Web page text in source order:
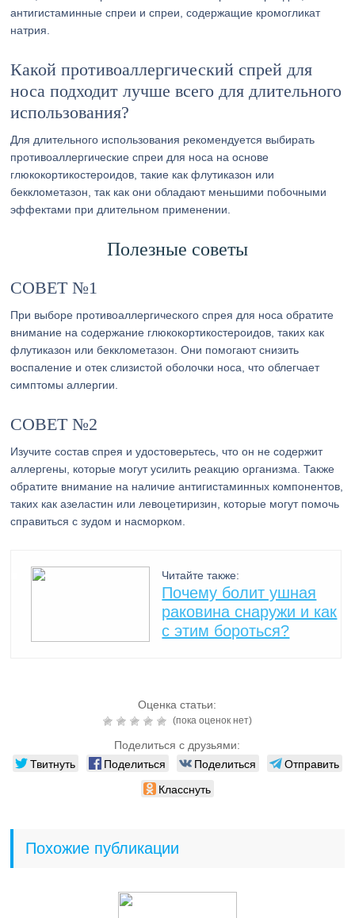
антигистаминные спреи и спреи, содержащие кромогликат
натрия.
Какой противоаллергический спрей для
носа подходит лучше всего для длительного
использования?
Для длительного использования рекомендуется выбирать
противоаллергические спреи для носа на основе
глюкокортикостероидов, такие как флутиказон или
бекклометазон, так как они обладают меньшими побочными
эффектами при длительном применении.
Полезные советы
СОВЕТ №1
При выборе противоаллергического спрея для носа обратите
внимание на содержание глюкокортикостероидов, таких как
флутиказон или бекклометазон. Они помогают снизить
воспаление и отек слизистой оболочки носа, что облегчает
симптомы аллергии.
СОВЕТ №2
Изучите состав спрея и удостоверьтесь, что он не содержит
аллергены, которые могут усилить реакцию организма. Также
обратите внимание на наличие антигистаминных компонентов,
таких как азеластин или левоцетиризин, которые могут помочь
справиться с зудом и насморком.
Читайте также:
Почему болит ушная
раковина снаружи и как
с этим бороться?
Оценка статьи:
(пока оценок нет)
Поделиться с друзьями:
Твитнуть Поделиться Поделиться
Отправить
Класснуть
Похожие публикации